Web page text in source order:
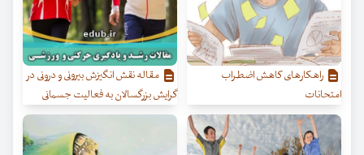
راهکارهای کاهش اضطراب
امتحانات
مقاله نقش انگیزش بیرونی و درونی در
گرایش بزرگسالان به فعالیت جسمانی